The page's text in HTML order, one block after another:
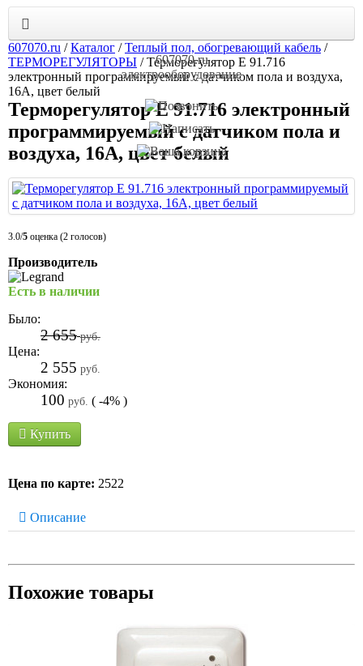
607070.ru
электрооборудование
607070.ru /Каталог /Теплый пол, обогревающий кабель /
ТЕРМОРЕГУЛЯТОРЫ /Терморегулятор E 91.716
электронный программируемый с датчиком пола и воздуха,
16А, цвет белый
Терморегулятор E 91.716 электронный
программируемый с датчиком пола и
воздуха, 16А, цвет белый
3.0/5 оценка (2 голосов)
Производитель
Есть в наличии
Было:
2 655 руб.
Цена:
2 555 руб.
Экономия:
100 руб. ( -4% )
Купить
Цена по карте: 2522
Описание
Похожие товары